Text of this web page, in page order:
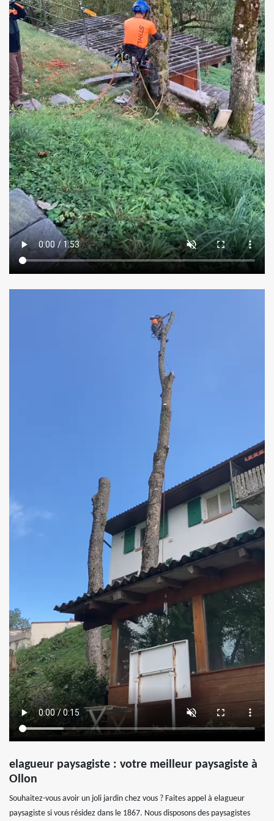
elagueur paysagiste : votre meilleur paysagiste à
Ollon
Souhaitez-vous avoir un joli jardin chez vous ? Faites appel à elagueur
paysagiste si vous résidez dans le 1867. Nous disposons des paysagistes